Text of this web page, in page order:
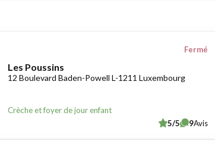
Les Poussins
12 Boulevard Baden-Powell L-1211 Luxembourg
Crèche et foyer de jour enfant
Fermé
5/5 9Avis